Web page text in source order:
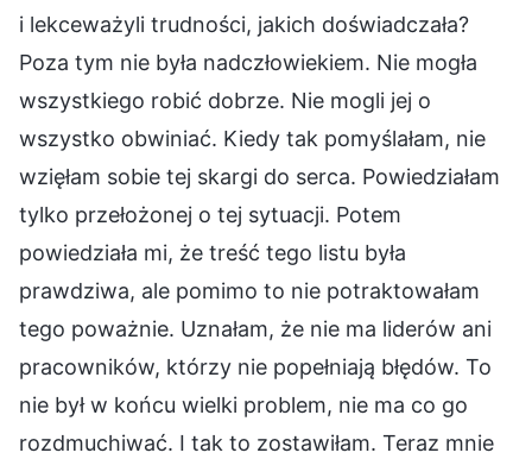
i lekceważyli trudności, jakich doświadczała?
Poza tym nie była nadczłowiekiem. Nie mogła
wszystkiego robić dobrze. Nie mogli jej o
wszystko obwiniać. Kiedy tak pomyślałam, nie
wzięłam sobie tej skargi do serca. Powiedziałam
tylko przełożonej o tej sytuacji. Potem
powiedziała mi, że treść tego listu była
prawdziwa, ale pomimo to nie potraktowałam
tego poważnie. Uznałam, że nie ma liderów ani
pracowników, którzy nie popełniają błędów. To
nie był w końcu wielki problem, nie ma co go
rozdmuchiwać. I tak to zostawiłam. Teraz mnie